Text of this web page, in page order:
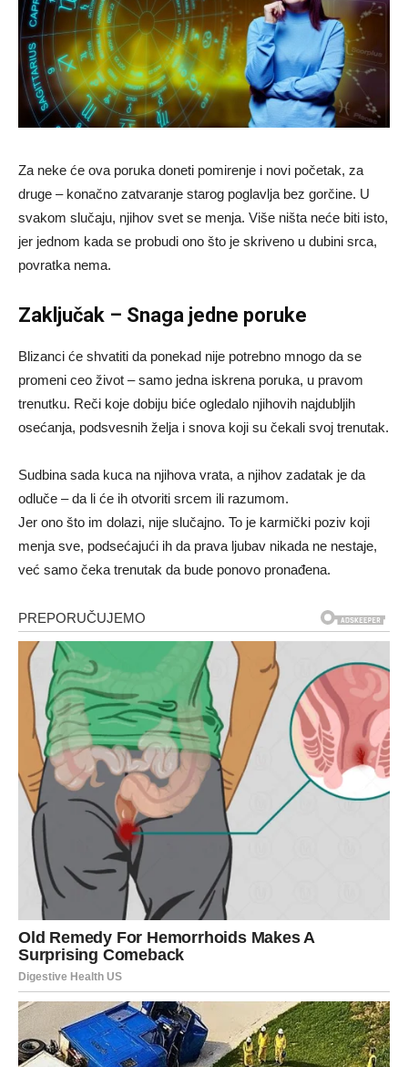
Za neke će ova poruka doneti pomirenje i novi početak, za
druge – konačno zatvaranje starog poglavlja bez gorčine. U
svakom slučaju, njihov svet se menja. Više ništa neće biti isto,
jer jednom kada se probudi ono što je skriveno u dubini srca,
povratka nema.
Zaključak – Snaga jedne poruke
Blizanci će shvatiti da ponekad nije potrebno mnogo da se
promeni ceo život – samo jedna iskrena poruka, u pravom
trenutku. Reči koje dobiju biće ogledalo njihovih najdubljih
osećanja, podsvesnih želja i snova koji su čekali svoj trenutak.
Sudbina sada kuca na njihova vrata, a njihov zadatak je da
odluče – da li će ih otvoriti srcem ili razumom.
Jer ono što im dolazi, nije slučajno. To je karmički poziv koji
menja sve, podsećajući ih da prava ljubav nikada ne nestaje,
već samo čeka trenutak da bude ponovo pronađena.